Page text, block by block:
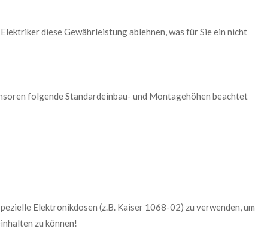
diese Gewährleistung ablehnen, was für Sie ein nicht
folgende Standardeinbau- und Montagehöhen beachtet
Elektronikdosen (z.B. Kaiser 1068-02) zu verwenden, um
zu können!